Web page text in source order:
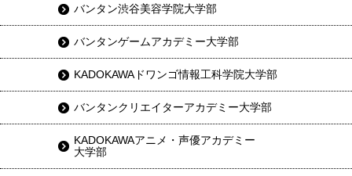
バンタン渋谷美容学院大学部
バンタンゲームアカデミー大学部
KADOKAWAドワンゴ情報工科学院大学部
バンタンクリエイターアカデミー大学部
KADOKAWAアニメ・声優アカデミー
大学部